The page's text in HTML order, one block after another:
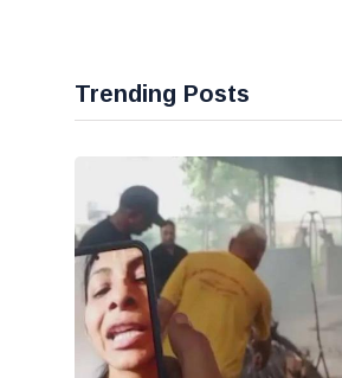
ചലഞ്ചുമായി
പ്രധാനമന്ത്രി
Trending Posts